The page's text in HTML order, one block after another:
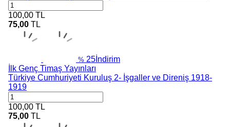
100,00 TL
75,00 TL
% 25 İndirim
İlk Genç Timaş Yayınları
Türkiye Cumhuriyeti Kuruluş 2- İşgaller ve Direniş 1918-
1919
100,00 TL
75,00 TL